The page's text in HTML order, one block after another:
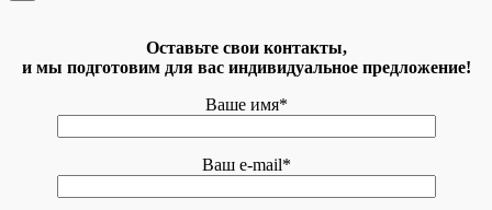
Оставьте свои контакты,
и мы подготовим для вас индивидуальное предложение!
Ваше имя*
Ваш e-mail*